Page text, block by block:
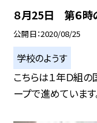
８月25日 第６時
公開日 2020/08/25
学校のようす
こちらは１年Ｄ組の
ープで進めています